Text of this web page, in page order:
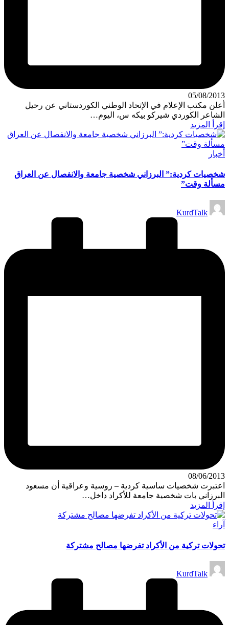
05/08/2013
أعلن مكتب الإعلام في الإتحاد الوطني الكوردستاني عن رحيل
الشاعر الكوردي شيركو بيكه س، اليوم…
إقرأ المزيد
نُشر
أخبار
شخصيات كردية:” البرزاني شخصية جامعة والانفصال عن العراق
مسألة وقت”
تمّ
النشرKurdTalk
08/06/2013
اعتبرت شخصيات ساسية كردية – روسية وعراقية أن مسعود
البرزاني بات شخصية جامعة للأكراد داخل…
إقرأ المزيد
نُشر
آراء
تحولات تركية من الأكراد تفرضها مصالح مشتركة
تمّ
النشرKurdTalk